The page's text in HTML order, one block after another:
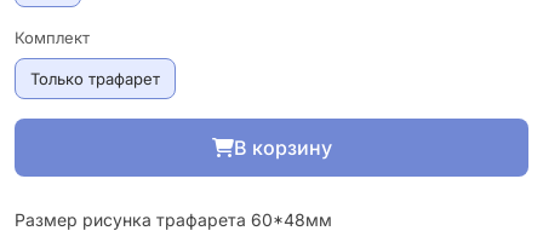
Комплект
Только трафарет
В корзину
Размер рисунка трафарета 60*48мм